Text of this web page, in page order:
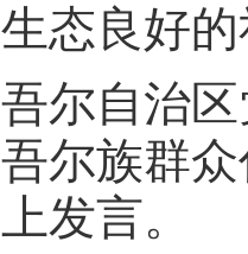
态良好
自治区
尔族群
发言。